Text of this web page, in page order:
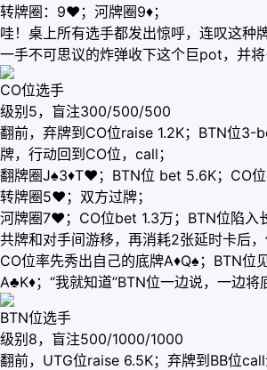
转牌圈：9♥；河牌圈9♦；
哇！桌上所有选手都发出惊呼，连叹这种
一手不可思议的炸弹收下这个巨pot，并将
CO位选手
级别5，盲注300/500/500
翻前，弃牌到CO位raise 1.2K；BTN位3-
牌，行动回到CO位，call；
翻牌圈J♠3♦T♥；BTN位 bet 5.6K；CO位
转牌圈5♥；双方过牌；
河牌圈7♥；CO位bet 1.3万；BTN位陷入
共牌和对手间游移，再消耗2张延时卡后，
CO位率先秀出自己的底牌A♦Q♠；BTN位
A♣K♦；“我就知道”BTN位一边说，一边将
BTN位选手
级别8，盲注500/1000/1000
翻前，UTG位raise 6.5K；弃牌到BB位call